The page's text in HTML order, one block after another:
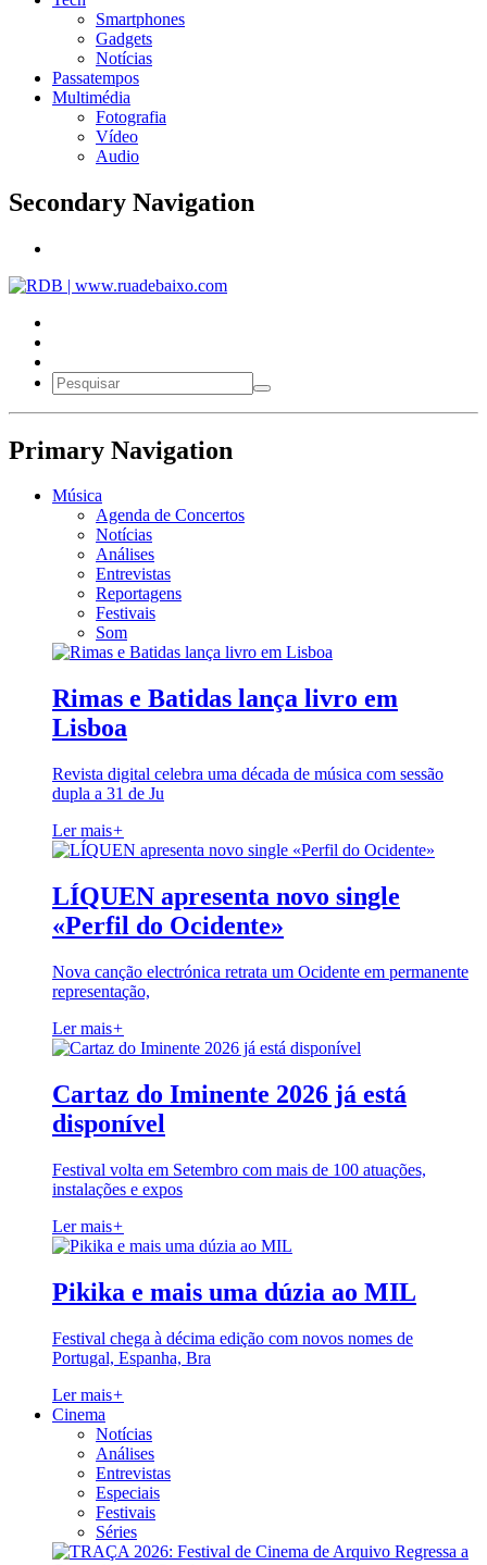
Smartphones
Gadgets
Notícias
Passatempos
Multimédia
Fotografia
Vídeo
Audio
Secondary Navigation
Primary Navigation
Música
Agenda de Concertos
Notícias
Análises
Entrevistas
Reportagens
Festivais
Som
Rimas e Batidas lança livro em
Lisboa
Revista digital celebra uma década de música com sessão
dupla a 31 de Ju
Ler mais+
LÍQUEN apresenta novo single
«Perfil do Ocidente»
Nova canção electrónica retrata um Ocidente em permanente
representação,
Ler mais+
Cartaz do Iminente 2026 já está
disponível
Festival volta em Setembro com mais de 100 atuações,
instalações e expos
Ler mais+
Pikika e mais uma dúzia ao MIL
Festival chega à décima edição com novos nomes de
Portugal, Espanha, Bra
Ler mais+
Cinema
Notícias
Análises
Entrevistas
Especiais
Festivais
Séries